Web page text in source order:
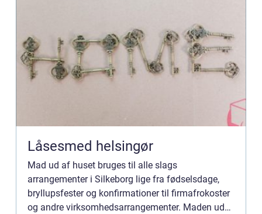
Låsesmed helsingør
Mad ud af huset bruges til alle slags
arrangementer i Silkeborg lige fra fødselsdage,
bryllupsfester og konfirmationer til firmafrokoster
og andre virksomhedsarrangementer. Maden ud